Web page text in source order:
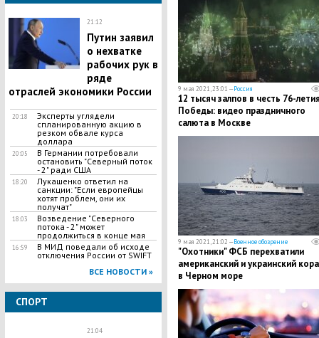
21:12
Путин заявил
о нехватке
рабочих рук в
ряде
отраслей экономики России
20:18
Эксперты углядели
спланированную акцию в
резком обвале курса
доллара
20:05
В Германии потребовали
остановить "Северный поток
- 2" ради США
18:20
Лукашенко ответил на
санкции: "Если европейцы
хотят проблем, они их
получат"
18:03
Возведение "Северного
потока - 2" может
продолжиться в конце мая
16:59
В МИД поведали об исходе
отключения России от SWIFT
ВСЕ НОВОСТИ »
СПОРТ
21:04
9 мая 2021, 23:01 —Россия
12 тысяч залпов в честь 76-
Победы: видео праздничного
салюта в Москве
9 мая 2021, 21:02 —Военное обозрение
"Охотники" ФСБ перехватили
американский и украинский
в Черном море